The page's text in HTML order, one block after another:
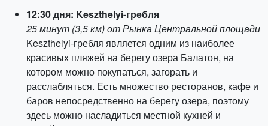
12:30 дня: Keszthelyi-гребля
25 минут (3,5 км) от Рынка Центральной площади
Keszthelyi-гребля является одним из наиболее
красивых пляжей на берегу озера Балатон, на
котором можно покупаться, загорать и
расслабляться. Есть множество ресторанов, кафе и
баров непосредственно на берегу озера, поэтому
здесь можно насладиться местной кухней и